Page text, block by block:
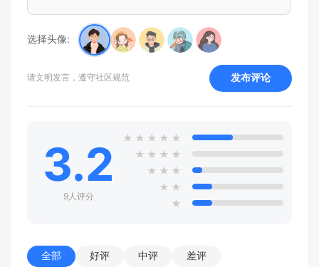
选择头像:
请文明发言，遵守社区规范 发布评论
3.2
9人评分
★ ★ ★ ★ ★
★ ★ ★ ★
★ ★ ★
★ ★
★
全部 好评 中评 差评